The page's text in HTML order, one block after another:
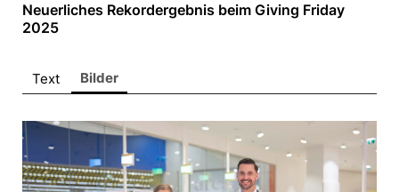
Gira
Lenzing
VEOCEL
Sonstige
Neuerliches Rekordergebnis beim Giving Friday
2025
Text Bilder